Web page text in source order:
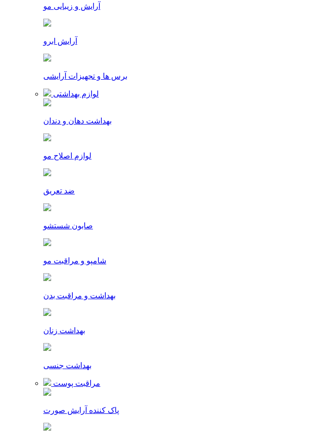
آرایش و زیبایی مو
آرایش ابرو
برس ها و تجهیزات آرایشی
لوازم بهداشتی
بهداشت دهان و دندان
لوازم اصلاح مو
ضد تعریق
صابون شستشو
شامپو و مراقبت مو
بهداشت و مراقبت بدن
بهداشت زنان
بهداشت جنسی
مراقبت پوست
پاک کننده آرایش صورت